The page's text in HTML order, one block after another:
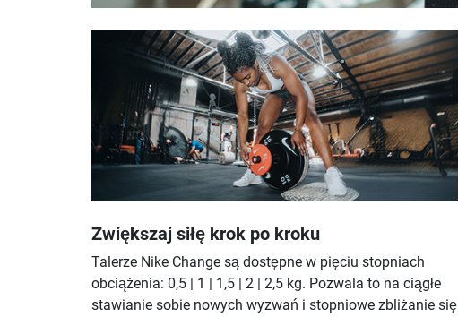
Zwiększaj siłę krok po kroku
Talerze Nike Change są dostępne w pięciu stopniach
obciążenia: 0,5 | 1 | 1,5 | 2 | 2,5 kg. Pozwala to na ciągłe
stawianie sobie nowych wyzwań i stopniowe zbliżanie się